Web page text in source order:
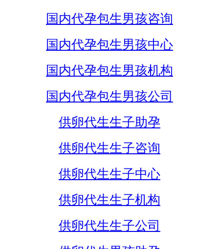
国内代孕包生男孩咨询
国内代孕包生男孩中心
国内代孕包生男孩机构
国内代孕包生男孩公司
供卵代生生子助孕
供卵代生生子咨询
供卵代生生子中心
供卵代生生子机构
供卵代生生子公司